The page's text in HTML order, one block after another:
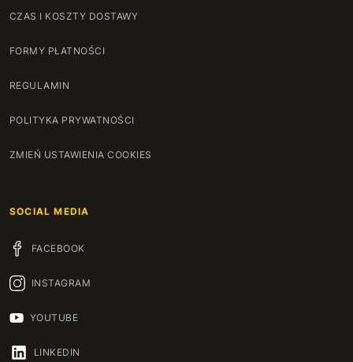
CZAS I KOSZTY DOSTAWY
FORMY PŁATNOŚCI
REGULAMIN
POLITYKA PRYWATNOŚCI
ZMIEŃ USTAWIENIA COOKIES
SOCIAL MEDIA
FACEBOOK
INSTAGRAM
YOUTUBE
LINKEDIN